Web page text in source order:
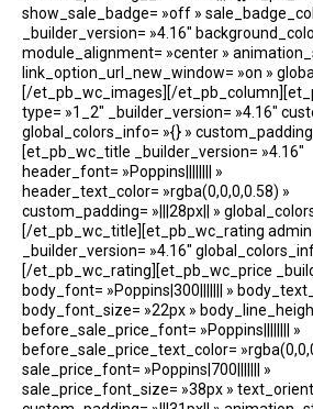
show_sale_badge= »off »
_builder_version= »4.16″
module_alignment= »center »
link_option_url_new_window= »on »
[/et_pb_wc_images][/
type= »1_2″ _builder_version= »4.16″
global_colors_info= »{} »
[et_pb_wc_title _builder_version= »4.16″
header_font= »Poppins|||||||| »
header_text_color= »rgba(0,0,0,0.58) »
custom_padding= »|||28px|| »
[/et_pb_wc_title][et_pb_wc_rating
_builder_version= »4.16″
[/et_pb_wc_rating][et_pb_wc_price
body_font= »Poppins|300||||||| »
body_font_size= »22px »
before_sale_price_font= »Poppins|||||||| »
before_sale_price_text_color=
sale_price_font= »Poppins|700||||||| »
sale_price_font_size= »38px »